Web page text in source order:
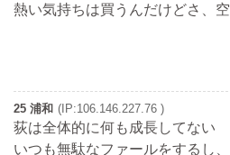
熱い気持ちは買うんだけどさ、
25 浦和 (IP:106.146.227.76 )
荻は全体的に何も成長してない
いつも無駄なファールをするし